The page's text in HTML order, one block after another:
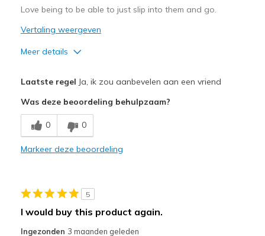
View On Shoes
I'm Really Into Shoes
Love being to be able to just slip into them and go.
Vertaling weergeven
Meer details
Comfortable
Durable
Travel
Width Feels true to width
Laatste regel Ja, ik zou aanbevelen aan een vriend
Was deze beoordeling behulpzaam?
0 0
Markeer deze beoordeling
5
I would buy this product again.
Ingezonden 3 maanden geleden